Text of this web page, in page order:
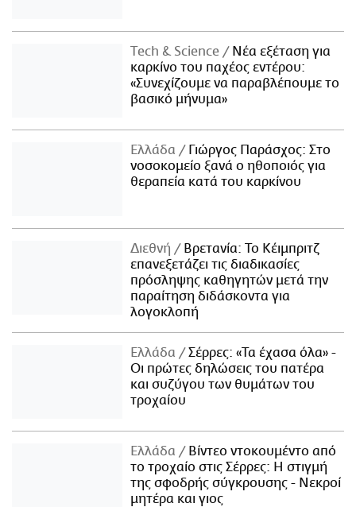
Τech & Science
Νέα εξέταση για
καρκίνο του παχέος εντέρου:
«Συνεχίζουμε να παραβλέπουμε το
βασικό μήνυμα»
Ελλάδα
Γιώργος Παράσχος: Στο
νοσοκομείο ξανά ο ηθοποιός για
θεραπεία κατά του καρκίνου
Διεθνή
Βρετανία: Το Κέιμπριτζ
επανεξετάζει τις διαδικασίες
πρόσληψης καθηγητών μετά την
παραίτηση διδάσκοντα για
λογοκλοπή
Ελλάδα
Σέρρες: «Τα έχασα όλα» -
Οι πρώτες δηλώσεις του πατέρα
και συζύγου των θυμάτων του
τροχαίου
Ελλάδα
Βίντεο ντοκουμέντο από
το τροχαίο στις Σέρρες: Η στιγμή
της σφοδρής σύγκρουσης - Νεκροί
μητέρα και γιος